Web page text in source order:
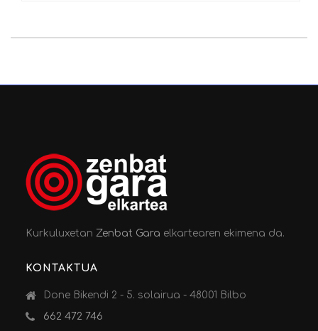
Kurkuluxetan Zenbat Gara elkartearen ekimena da.
KONTAKTUA
Done Bikendi 2 - 5. solairua - 48001 Bilbo
662 472 746